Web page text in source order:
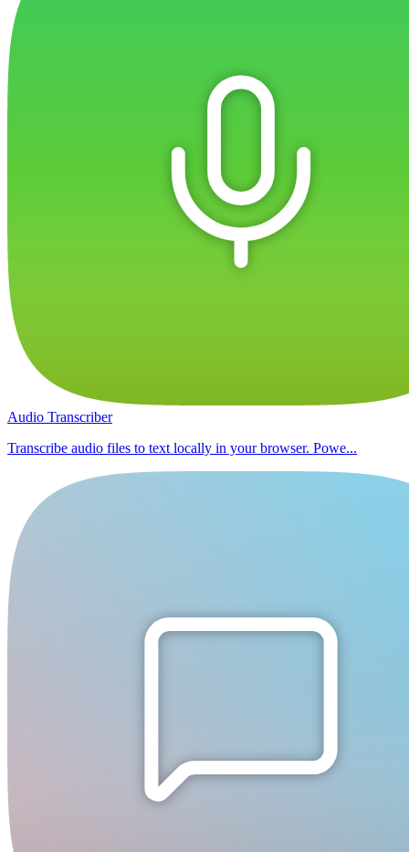
Audio Transcriber
Transcribe audio files to text locally in your browser. Powe...